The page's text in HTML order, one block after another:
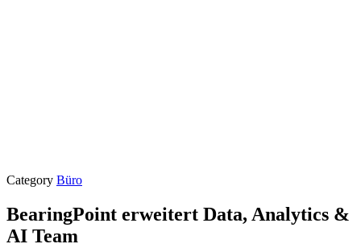
Category Büro
BearingPoint erweitert Data, Analytics &
AI Team